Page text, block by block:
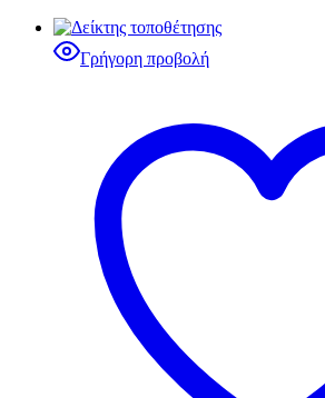
Γρήγορη προβολή